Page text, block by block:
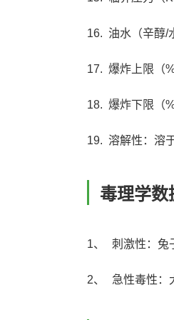
16. 油水（辛醇/
17. 爆炸上限（
18. 爆炸下限（
19. 溶解性：溶
毒理学数
1、 刺激性：兔
2、 急性毒性：